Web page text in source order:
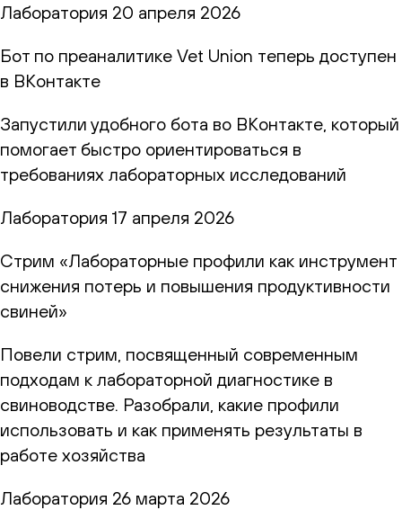
Лаборатория 20 апреля 2026
Бот по преаналитике Vet Union теперь доступен
в ВКонтакте
Запустили удобного бота во ВКонтакте, который
помогает быстро ориентироваться в
требованиях лабораторных исследований
Лаборатория 17 апреля 2026
Стрим «Лабораторные профили как инструмент
снижения потерь и повышения продуктивности
свиней»
Повели стрим, посвященный современным
подходам к лабораторной диагностике в
свиноводстве. Разобрали, какие профили
использовать и как применять результаты в
работе хозяйства
Лаборатория 26 марта 2026